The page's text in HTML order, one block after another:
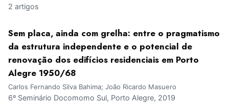
2 artigos
Sem placa, ainda com grelha: entre o pragmatismo
da estrutura independente e o potencial de
renovação dos edifícios residenciais em Porto
Alegre 1950/68
Carlos Fernando Silva Bahima; João Ricardo Masuero
6º Seminário Docomomo Sul, Porto Alegre, 2019